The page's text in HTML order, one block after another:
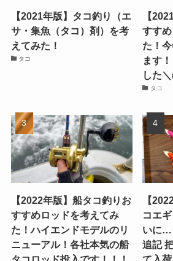
【2021年版】タコ釣り（エ
サ・集魚（タコ）剤）を考
えてみた！
タコ
【
すす
た！
ます
した
タコ
【2022年版】船タコ釣りお
すすめロッドを考えてみ
た！ハイエンドモデルのリ
ニューアル！各社本気の船
【
コエ
いに…
追記